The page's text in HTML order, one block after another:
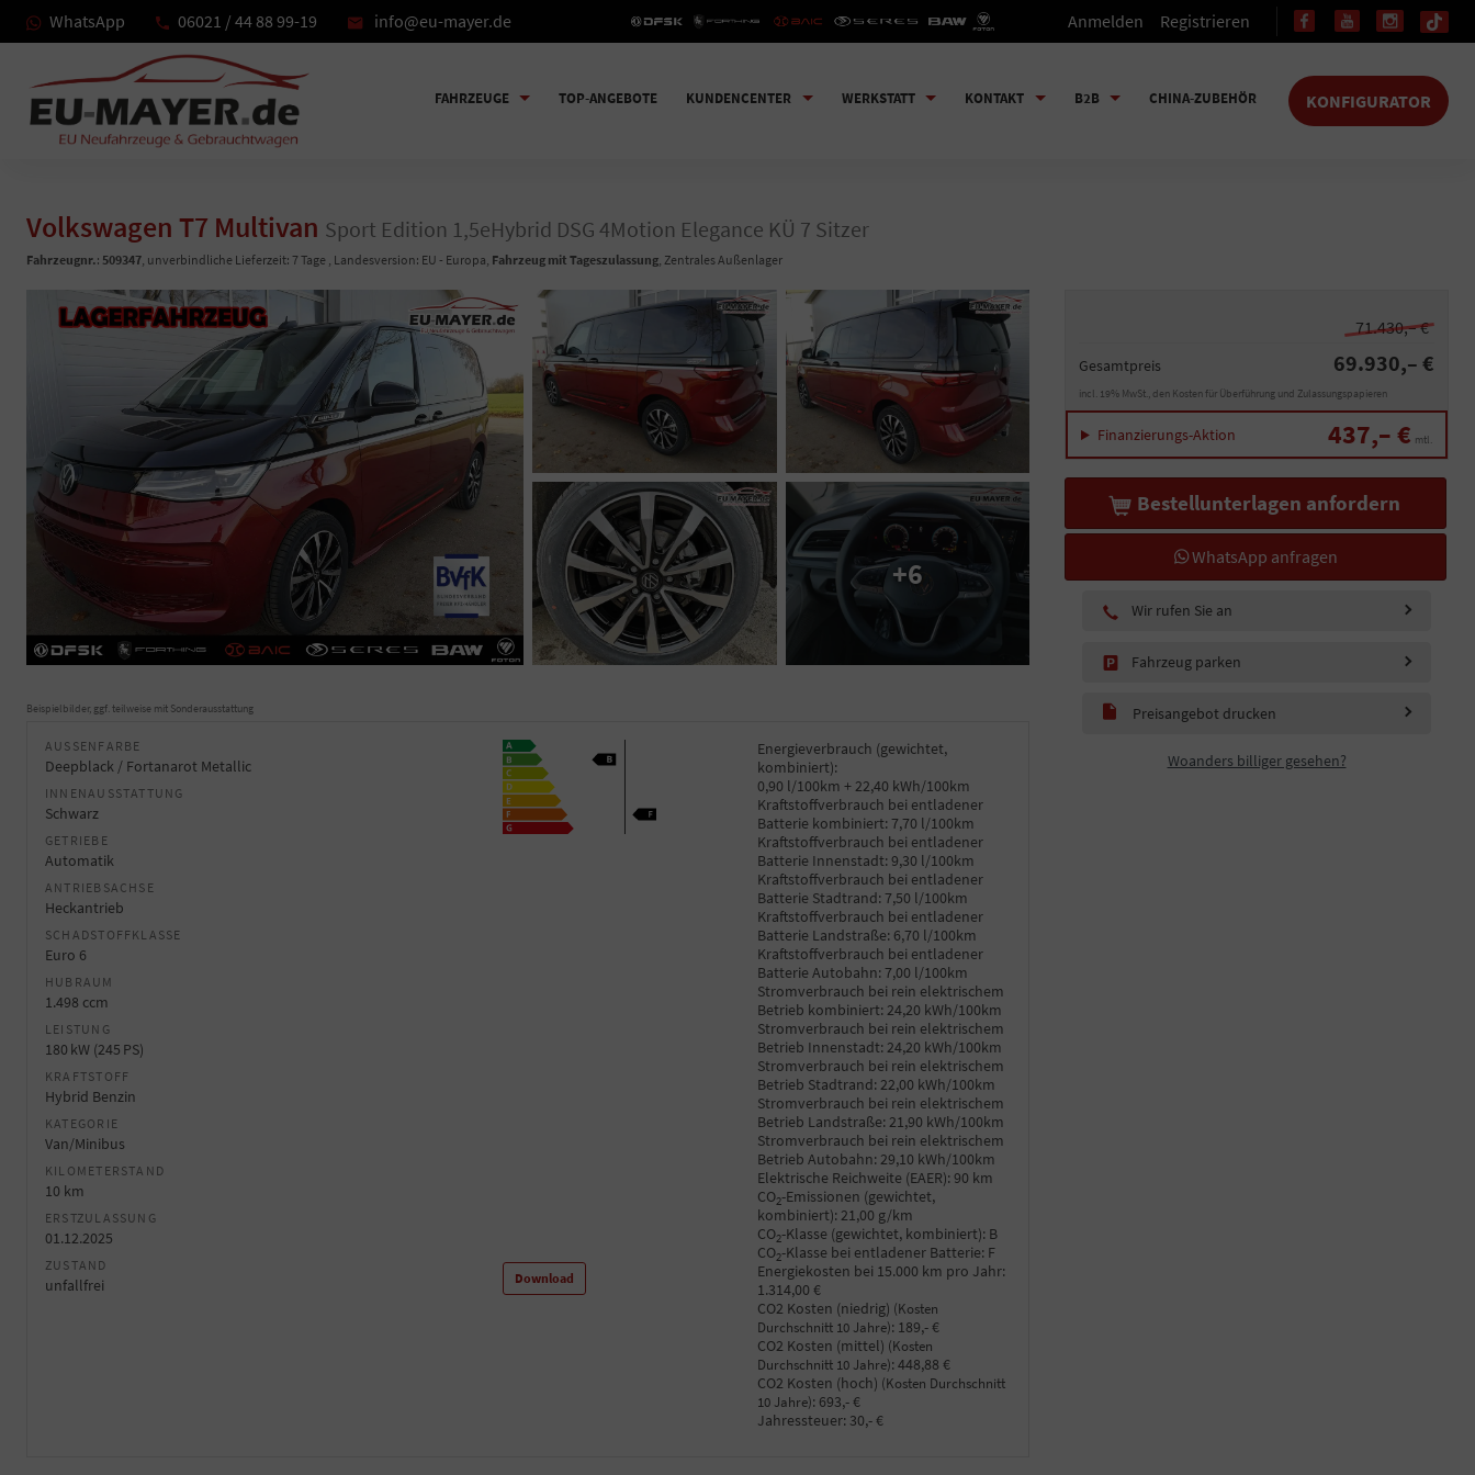
WhatsApp 06021 / 44 88 99-19 info@eu-mayer.de Anmelden Registrieren
FAHRZEUGE TOP-ANGEBOTE KUNDENCENTER WERKSTATT KONTAKT B2B CHINA-ZUBEHÖR KONFIGURATOR
Volkswagen T7 Multivan Sport Edition 1,5eHybrid DSG 4Motion Elegance KÜ 7 Sitzer
Fahrzeugnr.: 509347, unverbindliche Lieferzeit: 7 Tage , Landesversion: EU - Europa, Fahrzeug mit Tageszulassung, Zentrales Außenlager
71.430,– €
Gesamtpreis 69.930,– €
incl. 19% MwSt., den Kosten für Überführung und Zulassungspapieren
437,– € mtl.
Finanzierungs-Aktion
WhatsApp anfragen
Bestellunterlagen anfordern
Wir rufen Sie an
Fahrzeug parken
Preisangebot drucken
Woanders billiger gesehen?
+6
Beispielbilder, ggf. teilweise mit Sonderausstattung
AUSSENFARBE
Deepblack / Fortanarot Metallic
INNENAUSSTATTUNG
Schwarz
GETRIEBE
Automatik
ANTRIEBSACHSE
Heckantrieb
SCHADSTOFFKLASSE
Euro 6
HUBRAUM
1.498 ccm
LEISTUNG
180 kW (245 PS)
KRAFTSTOFF
Hybrid Benzin
KATEGORIE
Van/Minibus
KILOMETERSTAND
10 km
ERSTZULASSUNG
01.12.2025
ZUSTAND
unfallfrei
Energieverbrauch (gewichtet,
kombiniert):
0,90 l/100km + 22,40 kWh/100km
Kraftstoffverbrauch bei entladener
Batterie kombiniert: 7,70 l/100km
Kraftstoffverbrauch bei entladener
Batterie Innenstadt: 9,30 l/100km
Kraftstoffverbrauch bei entladener
Batterie Stadtrand: 7,50 l/100km
Kraftstoffverbrauch bei entladener
Batterie Landstraße: 6,70 l/100km
Kraftstoffverbrauch bei entladener
Batterie Autobahn: 7,00 l/100km
Stromverbrauch bei rein elektrischem
Betrieb kombiniert: 24,20 kWh/100km
Stromverbrauch bei rein elektrischem
Betrieb Innenstadt: 24,20 kWh/100km
Stromverbrauch bei rein elektrischem
Betrieb Stadtrand: 22,00 kWh/100km
Stromverbrauch bei rein elektrischem
Betrieb Landstraße: 21,90 kWh/100km
Stromverbrauch bei rein elektrischem
Betrieb Autobahn: 29,10 kWh/100km
Elektrische Reichweite (EAER): 90 km
CO2-Emissionen (gewichtet,
kombiniert): 21,00 g/km
CO2-Klasse (gewichtet, kombiniert): B
CO2-Klasse bei entladener Batterie: F
Download
Energiekosten bei 15.000 km pro Jahr:
1.314,00 €
CO2 Kosten (niedrig) (Kosten
Durchschnitt 10 Jahre): 189,- €
CO2 Kosten (mittel) (Kosten
Durchschnitt 10 Jahre): 448,88 €
CO2 Kosten (hoch) (Kosten Durchschnitt
10 Jahre): 693,- €
Jahressteuer: 30,- €